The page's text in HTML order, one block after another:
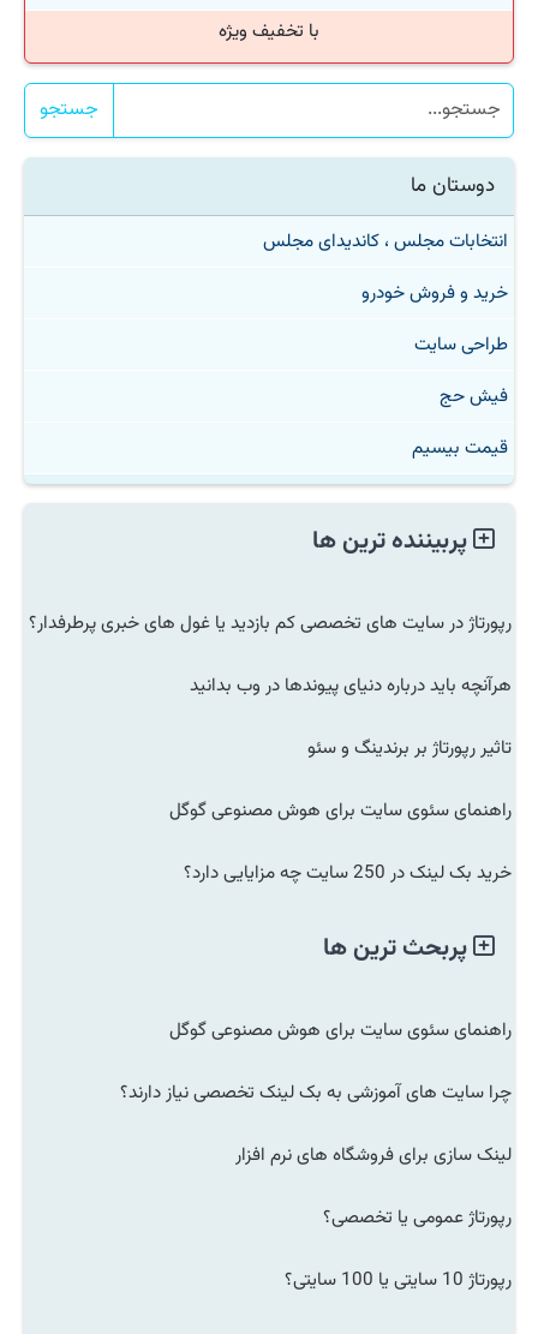
با تخفیف ویژه
جستجو
دوستان ما
انتخابات مجلس ، کاندیدای مجلس
خرید و فروش خودرو
طراحی سایت
فیش حج
قیمت بیسیم
پربیننده ترین ها
رپورتاژ در سایت های تخصصی کم بازدید یا غول های خبری پرطرفدار؟
هرآنچه باید درباره دنیای پیوندها در وب بدانید
تاثیر رپورتاژ بر برندینگ و سئو
راهنمای سئوی سایت برای هوش مصنوعی گوگل
خرید بک لینک در 250 سایت چه مزایایی دارد؟
پربحث ترین ها
راهنمای سئوی سایت برای هوش مصنوعی گوگل
چرا سایت های آموزشی به بک لینک تخصصی نیاز دارند؟
لینک سازی برای فروشگاه های نرم افزار
رپورتاژ عمومی یا تخصصی؟
رپورتاژ 10 سایتی یا 100 سایتی؟